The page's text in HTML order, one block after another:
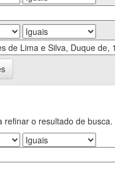
refinar o resultado de busca.